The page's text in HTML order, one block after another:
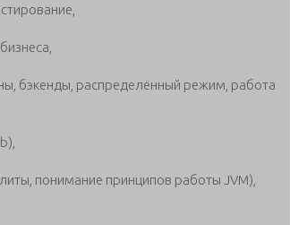
бэкенды, распределённый режим, работа
понимание принципов работы JVM),